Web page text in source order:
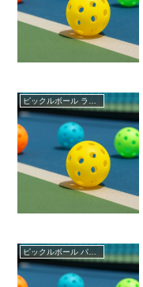
ピックルボール パドル